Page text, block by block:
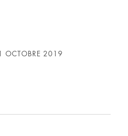
OCTOBRE 2019